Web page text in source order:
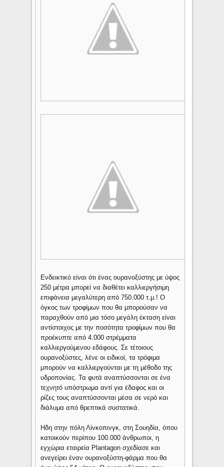
Ενδεικτικό είναι ότι ένας ουρανοξύστης με ύψος
250 μέτρα μπορεί να διαθέτει καλλιεργήσιμη
επιφάνεια μεγαλύτερη από 750.000 τ.μ.! Ο
όγκος των τροφίμων που θα μπορούσαν να
παραχθούν από μια τόσο μεγάλη έκταση είναι
αντίστοιχος με την ποσότητα τροφίμων που θα
προέκυπτε από 4.000 στρέμματα
καλλιεργούμενου εδάφους. Σε τέτοιους
ουρανοξύστες, λένε οι ειδικοί, τα τρόφιμα
μπορούν να καλλιεργούνται με τη μέθοδο της
υδροπονίας. Τα φυτά αναπτύσσονται σε ένα
τεχνητό υπόστρωμα αντί για έδαφος και οι
ρίζες τους αναπτύσσονται μέσα σε νερό και
διάλυμα από θρεπτικά συστατικά.
Ηδη στην πόλη Λίνκοπινγκ, στη Σουηδία, όπου
κατοικούν περίπου 100.000 άνθρωποι, η
εγχώρια εταιρεία Plantagon σχεδίασε και
ανεγείρει έναν ουρανοξύστη-φάρμα που θα